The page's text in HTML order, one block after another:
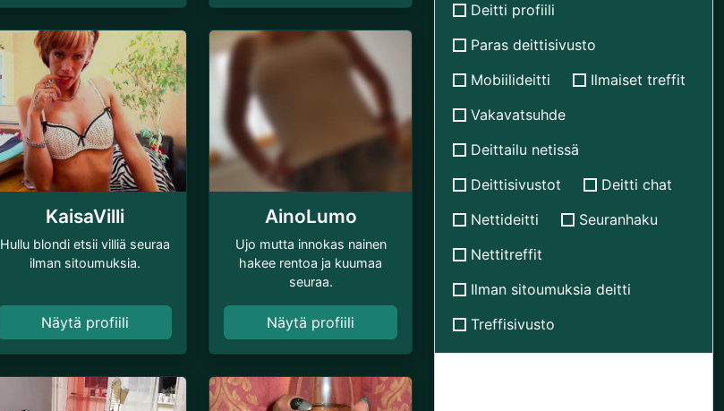
KaisaVilli
Hullu blondi etsii villiä seuraa
ilman sitoumuksia.
Näytä profiili
AinoLumo
Ujo mutta innokas nainen
hakee rentoa ja kuumaa
seuraa.
Näytä profiili
Deitti profiili
Paras deittisivusto
Mobiilideitti
Ilmaiset treffit
Vakavatsuhde
Deittailu netissä
Deittisivustot
Deitti chat
Nettideitti
Seuranhaku
Nettitreffit
Ilman sitoumuksia deitti
Treffisivusto